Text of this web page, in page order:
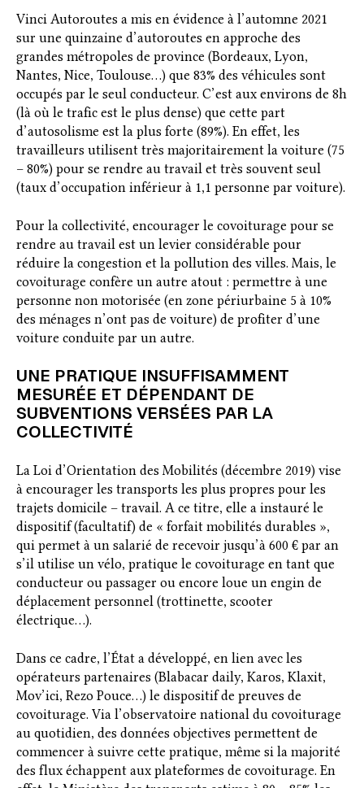
Vinci Autoroutes a mis en évidence à l’automne 2021
sur une quinzaine d’autoroutes en approche des
grandes métropoles de province (Bordeaux, Lyon,
Nantes, Nice, Toulouse…) que 83% des véhicules sont
occupés par le seul conducteur. C’est aux environs de 8h
(là où le trafic est le plus dense) que cette part
d’autosolisme est la plus forte (89%). En effet, les
travailleurs utilisent très majoritairement la voiture (75
– 80%) pour se rendre au travail et très souvent seul
(taux d’occupation inférieur à 1,1 personne par voiture).
Pour la collectivité, encourager le covoiturage pour se
rendre au travail est un levier considérable pour
réduire la congestion et la pollution des villes. Mais, le
covoiturage confère un autre atout : permettre à une
personne non motorisée (en zone périurbaine 5 à 10%
des ménages n’ont pas de voiture) de profiter d’une
voiture conduite par un autre.
UNE PRATIQUE INSUFFISAMMENT
MESURÉE ET DÉPENDANT DE
SUBVENTIONS VERSÉES PAR LA
COLLECTIVITÉ
La Loi d’Orientation des Mobilités (décembre 2019) vise
à encourager les transports les plus propres pour les
trajets domicile – travail. A ce titre, elle a instauré le
dispositif (facultatif) de « forfait mobilités durables »,
qui permet à un salarié de recevoir jusqu’à 600 € par an
s’il utilise un vélo, pratique le covoiturage en tant que
conducteur ou passager ou encore loue un engin de
déplacement personnel (trottinette, scooter
électrique…).
Dans ce cadre, l’État a développé, en lien avec les
opérateurs partenaires (Blabacar daily, Karos, Klaxit,
Mov’ici, Rezo Pouce…) le dispositif de preuves de
covoiturage. Via l’observatoire national du covoiturage
au quotidien, des données objectives permettent de
commencer à suivre cette pratique, même si la majorité
des flux échappent aux plateformes de covoiturage. En